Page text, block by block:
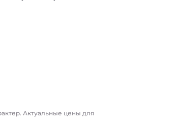
Актуальные цены для